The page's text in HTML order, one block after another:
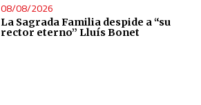
08/08/2026
La Sagrada Familia despide a “su
rector eterno” Lluís Bonet